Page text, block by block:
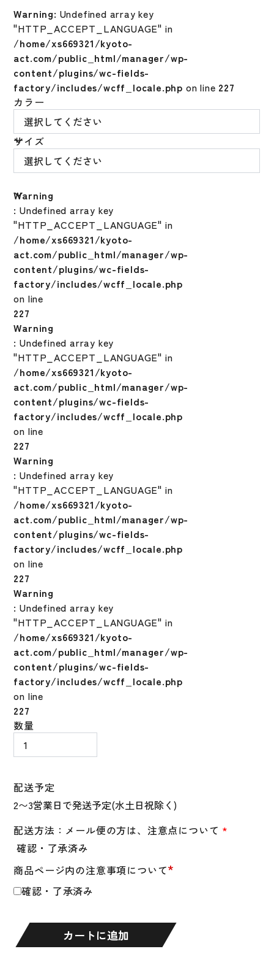
Warning: Undefined array key
"HTTP_ACCEPT_LANGUAGE" in
/home/xs669321/kyoto-
act.com/public_html/manager/wp-
content/plugins/wc-fields-
factory/includes/wcff_locale.php on line 227
カラー
サイズ
商品ページ内の注意事項について*
確認・了承済み
Warning
: Undefined array key
"HTTP_ACCEPT_LANGUAGE" in
/home/xs669321/kyoto-
act.com/public_html/manager/wp-
content/plugins/wc-fields-
factory/includes/wcff_locale.php
on line
227
Warning
: Undefined array key
"HTTP_ACCEPT_LANGUAGE" in
/home/xs669321/kyoto-
act.com/public_html/manager/wp-
content/plugins/wc-fields-
factory/includes/wcff_locale.php
on line
227
Warning
: Undefined array key
"HTTP_ACCEPT_LANGUAGE" in
/home/xs669321/kyoto-
act.com/public_html/manager/wp-
content/plugins/wc-fields-
factory/includes/wcff_locale.php
on line
227
配送予定
配送方法：メール便の方は、注意点について *
確認・了承済み
数量
野
ソ
ク
ス
タ
ン
ス
カ
ラ
ッ
ク
カートに追加
Warning
: Undefined array key
"HTTP_ACCEPT_LANGUAGE" in
/home/xs669321/kyoto-
act.com/public_html/manager/wp-
content/plugins/wc-fields-
factory/includes/wcff_locale.php
on line
227